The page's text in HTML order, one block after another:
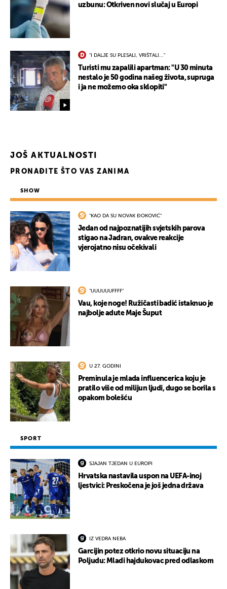
uzbunu: Otkriven novi slučaj u Europi
"I DALJE SU PLESALI, VRIŠTALI..."
Turisti mu zapalili apartman: "U 30 minuta
nestalo je 50 godina našeg života, supruga
i ja ne možemo oka sklopiti"
JOŠ AKTUALNOSTI
PRONAĐITE ŠTO VAS ZANIMA
SHOW
"KAO DA SU NOVAK ĐOKOVIĆ"
Jedan od najpoznatijih svjetskih parova
stigao na Jadran, ovakve reakcije
vjerojatno nisu očekivali
"UUUUUUFFFF"
Vau, koje noge! Ružičasti badić istaknuo je
najbolje adute Maje Šuput
U 27. GODINI
Preminula je mlada influencerica koju je
pratilo više od milijun ljudi, dugo se borila s
opakom bolešću
SPORT
SJAJAN TJEDAN U EUROPI
Hrvatska nastavila uspon na UEFA-inoj
ljestvici: Preskočena je još jedna država
IZ VEDRA NEBA
Garcijin potez otkrio novu situaciju na
Poljudu: Mladi hajdukovac pred odlaskom